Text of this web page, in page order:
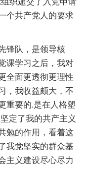
个共产党人的要求
队，是领导核
课学习之后，我对
全面更透彻更理性
，我收益颇大，不
重要的.是在人格塑
定了我的共产主义
勉的作用，看着这
我党坚实的群众基
主义建设尽心尽力